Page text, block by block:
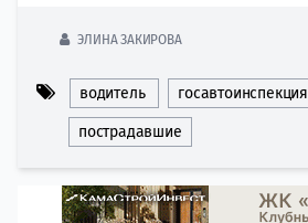
ЭЛИНА ЗАКИРОВА
водитель госавтоинспекция
пострадавшие